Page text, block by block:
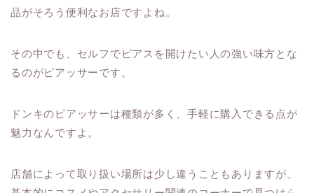
品がそろう便利なお店ですよね。
その中でも、セルフでピアスを開けたい人の強い味方とな
るのがピアッサーです。
ドンキのピアッサーは種類が多く、手軽に購入できる点が
魅力なんですよ。
店舗によって取り扱い場所は少し違うこともありますが、